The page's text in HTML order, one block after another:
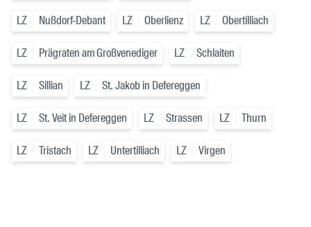
LZ Nußdorf-Debant LZ Oberlienz LZ Obertilliach
LZ Prägraten am Großvenediger LZ Schlaiten
LZ Sillian LZ St. Jakob in Defereggen
LZ St. Veit in Defereggen LZ Strassen LZ Thurn
LZ Tristach LZ Untertilliach LZ Virgen